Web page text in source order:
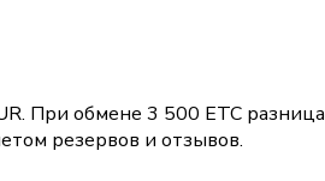
При обмене 3 500 ETC разница
резервов и отзывов.